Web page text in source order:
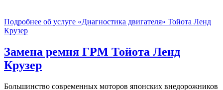
Подробнее об услуге «Диагностика двигателя» Тойота Ленд
Крузер
Замена ремня ГРМ Тойота Ленд
Крузер
Большинство современных моторов японских внедорожников